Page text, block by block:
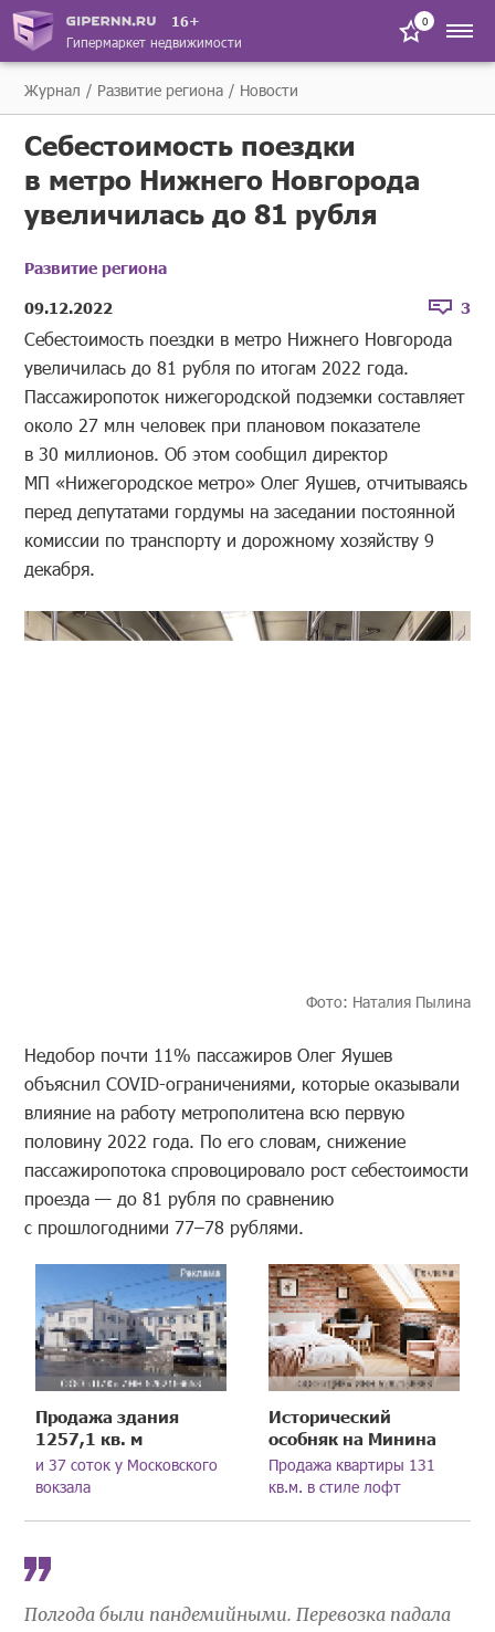
16+
Гипермаркет недвижимости
0
Журнал Развитие региона Новости
Себестоимость поездки
в метро Нижнего Новгорода
увеличилась до 81 рубля
Развитие региона
09.12.2022
3
Себестоимость поездки в метро Нижнего Новгорода
увеличилась до 81 рубля по итогам 2022 года.
Пассажиропоток нижегородской подземки составляет
около 27 млн человек при плановом показателе
в 30 миллионов. Об этом сообщил директор
МП «Нижегородское метро» Олег Яушев, отчитываясь
перед депутатами гордумы на заседании постоянной
комиссии по транспорту и дорожному хозяйству 9
декабря.
Фото: Наталия Пылина
Недобор почти 11% пассажиров Олег Яушев
объяснил COVID-ограничениями, которые оказывали
влияние на работу метрополитена всю первую
половину 2022 года. По его словам, снижение
пассажиропотока спровоцировало рост себестоимости
проезда — до 81 рубля по сравнению
с прошлогодними 77–78 рублями.
Продажа здания
1257,1 кв. м
и 37 соток у Московского
вокзала
Исторический
особняк на Минина
Продажа квартиры 131
кв.м. в стиле лофт
Полгода были пандемийными. Перевозка падала